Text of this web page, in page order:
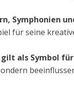
Symphonien
für seine
als Symbol